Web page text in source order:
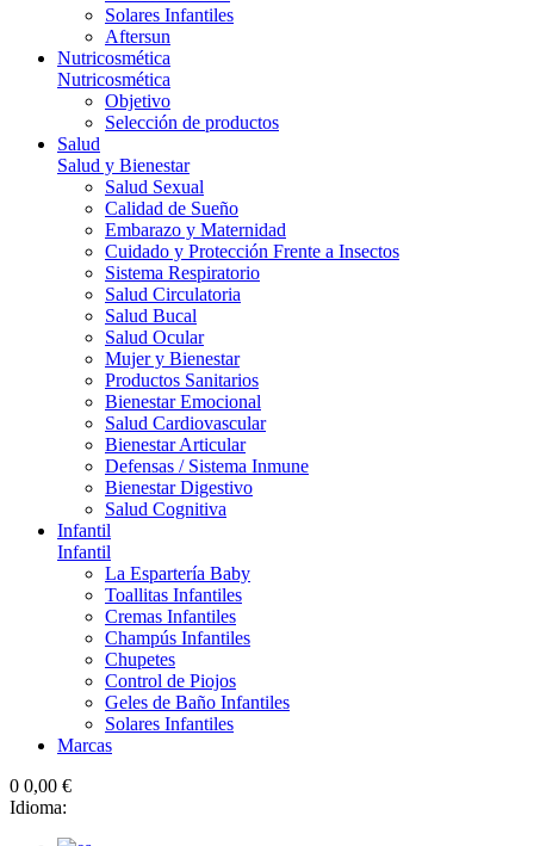
Solares Infantiles
Aftersun
Nutricosmética
Nutricosmética
Objetivo
Selección de productos
Salud
Salud y Bienestar
Salud Sexual
Calidad de Sueño
Embarazo y Maternidad
Cuidado y Protección Frente a Insectos
Sistema Respiratorio
Salud Circulatoria
Salud Bucal
Salud Ocular
Mujer y Bienestar
Productos Sanitarios
Bienestar Emocional
Salud Cardiovascular
Bienestar Articular
Defensas / Sistema Inmune
Bienestar Digestivo
Salud Cognitiva
Infantil
Infantil
La Espartería Baby
Toallitas Infantiles
Cremas Infantiles
Champús Infantiles
Chupetes
Control de Piojos
Geles de Baño Infantiles
Solares Infantiles
Marcas
0 0,00 €
Idioma: